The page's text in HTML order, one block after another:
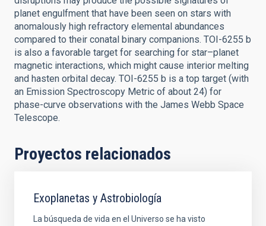
planet engulfment that have been seen on stars with
anomalously high refractory elemental abundances
compared to their conatal binary companions. TOI-6255 b
is also a favorable target for searching for star–planet
magnetic interactions, which might cause interior melting
and hasten orbital decay. TOI-6255 b is a top target (with
an Emission Spectroscopy Metric of about 24) for
phase-curve observations with the James Webb Space
Telescope.
Proyectos relacionados
Exoplanetas y Astrobiología
La búsqueda de vida en el Universo se ha visto